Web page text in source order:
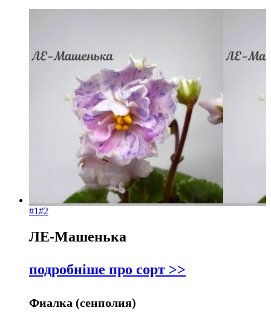
#1#2
ЛЕ-Машенька
подробніше про сорт >>
Фиалка (сенполия)